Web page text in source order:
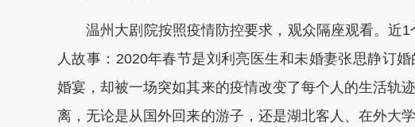
温州大剧院按照疫情防控要求，观众隔座观看。近1
人故事：2020年春节是刘利亮医生和未婚妻张思静订
婚宴，却被一场突如其来的疫情改变了每个人的生活轨
离，无论是从国外回来的游子，还是湖北客人、在外大